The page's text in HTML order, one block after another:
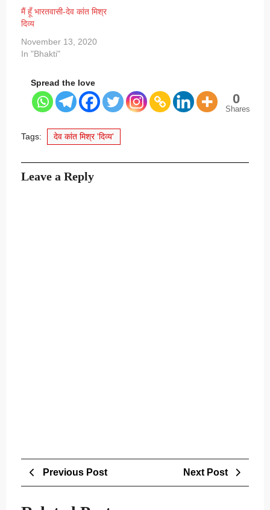
मैं हूँ भारतवासी-देव कांत मिश्र
दिव्य
November 13, 2020
In "Bhakti"
Spread the love
0
Shares
Tags: देव कांत मिश्र 'दिव्य'
Leave a Reply
Post
navigation
Previous PostPrevious
Next Post